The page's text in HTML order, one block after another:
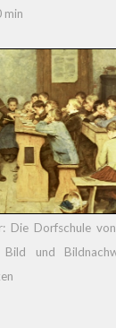
min
Die Dorfschule
und